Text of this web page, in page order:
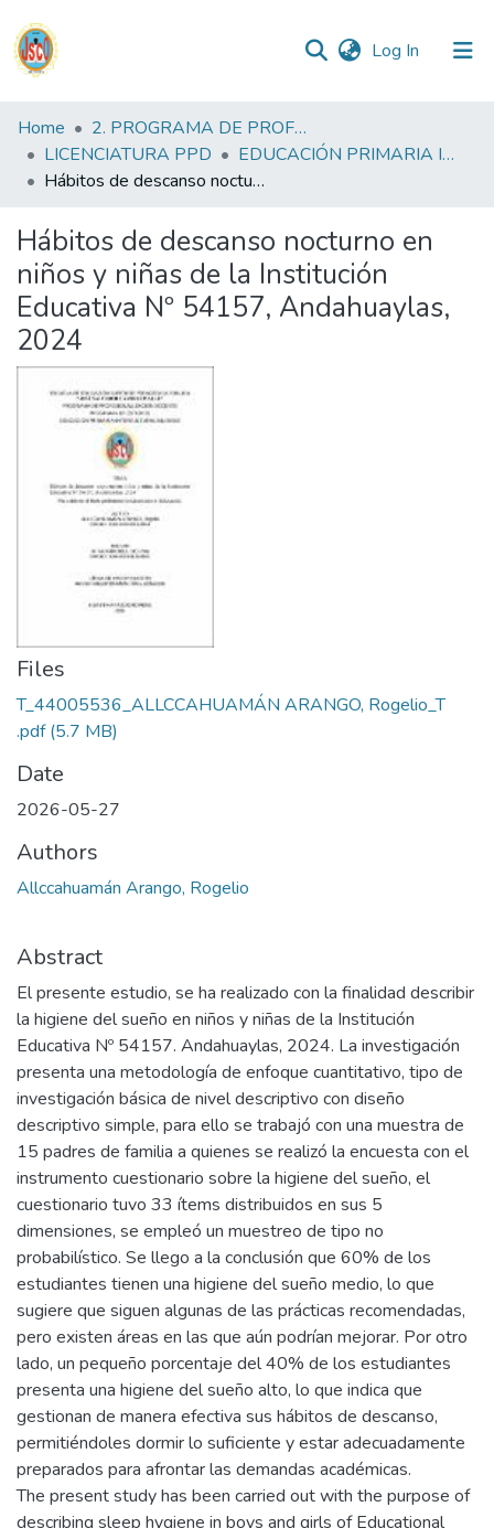
Log In (current)
Communities
&
Collections
Statistics
Reglamento
Formatos
Home
2. PROGRAMA DE PROFESIONALIZACIÓN DOCENTE
LICENCIATURA PPD
EDUCACIÓN PRIMARIA INTERCULTURAL BILINGUE PPD
Hábitos de descanso nocturno en niños y niñas de la Institución Educativa Nº 54157, Andahuaylas, 2024
Hábitos de descanso nocturno en
niños y niñas de la Institución
Educativa Nº 54157, Andahuaylas,
2024
Files
T_44005536_ALLCCAHUAMÁN ARANGO, Rogelio_T
.pdf(5.7 MB)
Date
2026-05-27
Authors
Allccahuamán Arango, Rogelio
Abstract
El presente estudio, se ha realizado con la finalidad describir
la higiene del sueño en niños y niñas de la Institución
Educativa Nº 54157. Andahuaylas, 2024. La investigación
presenta una metodología de enfoque cuantitativo, tipo de
investigación básica de nivel descriptivo con diseño
descriptivo simple, para ello se trabajó con una muestra de
15 padres de familia a quienes se realizó la encuesta con el
instrumento cuestionario sobre la higiene del sueño, el
cuestionario tuvo 33 ítems distribuidos en sus 5
dimensiones, se empleó un muestreo de tipo no
probabilístico. Se llego a la conclusión que 60% de los
estudiantes tienen una higiene del sueño medio, lo que
sugiere que siguen algunas de las prácticas recomendadas,
pero existen áreas en las que aún podrían mejorar. Por otro
lado, un pequeño porcentaje del 40% de los estudiantes
presenta una higiene del sueño alto, lo que indica que
gestionan de manera efectiva sus hábitos de descanso,
permitiéndoles dormir lo suficiente y estar adecuadamente
preparados para afrontar las demandas académicas.
The present study has been carried out with the purpose of
describing sleep hygiene in boys and girls of Educational